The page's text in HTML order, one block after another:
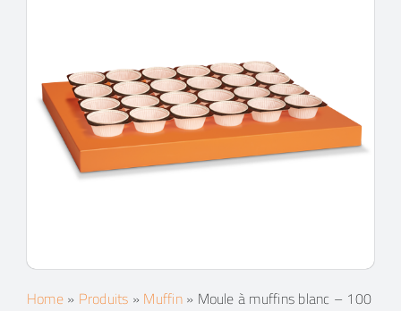
Espace client
Recherche
Home» Produits » Muffin» Moule à muffins blanc – 100